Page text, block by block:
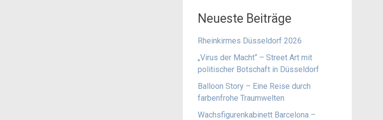
Neueste Beiträge
Rheinkirmes Düsseldorf 2026
„Virus der Macht“ – Street Art mit
politischer Botschaft in Düsseldorf
Balloon Story – Eine Reise durch
farbenfrohe Traumwelten
Wachsfigurenkabinett Barcelona –